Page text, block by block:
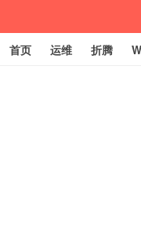
首页 运维 折腾